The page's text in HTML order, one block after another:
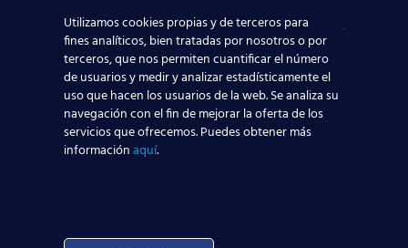
aeronáutica, tenemos
contacto directo con las
compañías aeronáuticas, lo que sin duda ayudará a
que todos los alumnos de nuestros centros
aeronáuticos destaquen y consigan mejores y
mayores posibilidades reales de trabajar en el
sector aeronáutico.
Utilizamos cookies propias y de terceros para
fines analíticos, bien tratadas por nosotros o por
terceros, que nos permiten cuantificar el número
de usuarios y medir y analizar estadísticamente el
uso que hacen los usuarios de la web. Se analiza su
navegación con el fin de mejorar la oferta de los
servicios que ofrecemos. Puedes obtener más
informaciónaquí.